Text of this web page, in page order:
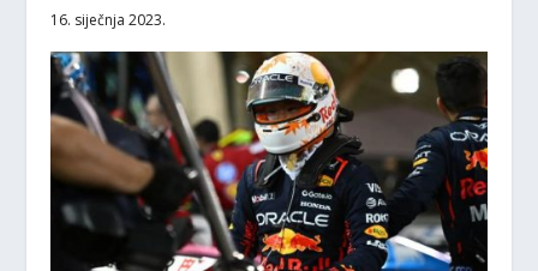
16. siječnja 2023.